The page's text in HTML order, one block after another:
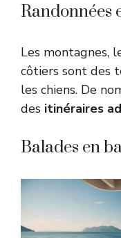
Randonnées
Les montagnes,
côtiers sont des
les chiens. De
des itinéraires
Balades en